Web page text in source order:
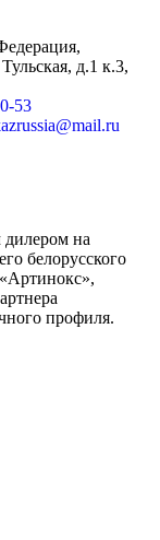
д.1 к.3,
53
дилером на
белорусского
профиля.